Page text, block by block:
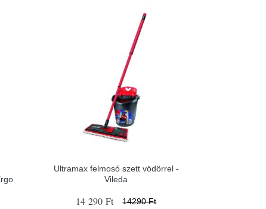
Ultramax felmosó szett vödörrel -
Vileda
14 290 Ft 14290 Ft